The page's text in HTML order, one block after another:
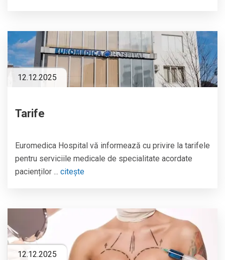
12.12.2025
Tarife
Euromedica Hospital vă informează cu privire la tarifele
pentru serviciile medicale de specialitate acordate
pacienților ... citește
12.12.2025